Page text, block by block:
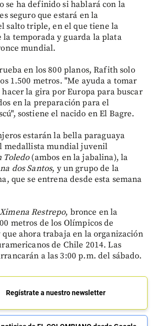
se ha definido si hablará con la
seguro que estará en la
salto triple, en el que tiene la
la temporada y guarda la plata
mundial.
en los 800 planos, Rafith solo
1.500 metros. "Me ayuda a tomar
la gira por Europa para buscar
en la preparación para el
sostiene el nacido en El Bagre.
estarán la bella paraguaya
medallista mundial juvenil
Toledo(ambos en la jabalina), la
dos Santos, y un grupo de la
que se entrena desde esta semana
Ximena Restrepo, bronce en la
metros de los Olímpicos de
que ahora trabaja en la organización
de Chile 2014. Las
a las 3:00 p.m. del sábado.
Regístrate a nuestro newsletter